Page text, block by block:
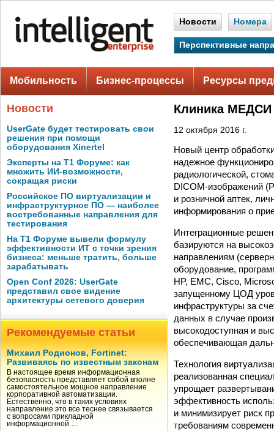
Новости Номера
Перспективные
Мобильность Бизнес-процессы Ресурсы
Новости
UserGate будет тестировать свои
решения при помощи
оборудования Xinertel
Эксперты на Т1 Форуме: как
множить ИИ-возможности,
сокращая риски
Российское ПО виртуализации и
инфраструктурное ПО — наиболее
востребованные направления для
тестирования
На Т1 Форуме вывели формулу
эффективности ИТ с точки зрения
бизнеса: меньше тратить, больше
зарабатывать
Open Conf 2026: UserGate
представил свое видение
архитектуры сетевого доверия
Рекомендуемые статьи
Михаил Родионов, Fortinet:
Развиваясь по известным законам
В настоящее время информационная
безопасность представляет собой вполне
самостоятельное мощное направление
корпоративной автоматизации.
Естественно, что в таких условиях
направление это все теснее связывается
с вопросами прикладной
информационной …
Клиника МЕДСИ
12 октября 2016 г.
Новый центр
надежное
радиологической,
DICOM-изображений
и розничной аптек,
информирования о
Интеграционные
базируются на
направлениям
оборудование,
HP, EMC, Cisco,
запущенному ЦОД
инфраструктуры за
данных в случае
высокодоступная и
обеспечивающая
Технология
реализованная
упрощает
эффективность
и минимизирует риск
требованиям